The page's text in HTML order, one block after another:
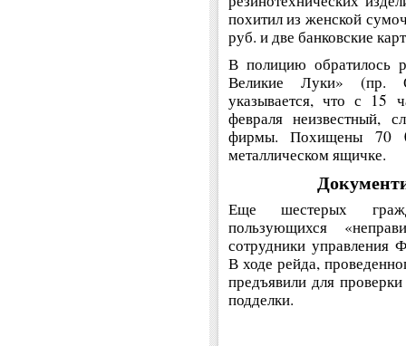
похитил из женской
руб. и две банковские
В полицию обратилось
Великие Луки» (пр.
указывается, что с 15
февраля неизвестный,
фирмы. Похищены 70
металлическом ящичке.
Еще шестерых
пользующихся
сотрудники управления
В ходе рейда,
предъявили для
подделки.